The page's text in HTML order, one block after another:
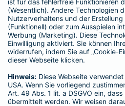
Kranken-
Adresse
Schaden